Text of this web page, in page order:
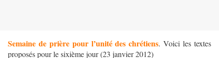
Semaine de prière pour l’unité des chrétiens. Voici les textes
proposés pour le sixième jour (23 janvier 2012)